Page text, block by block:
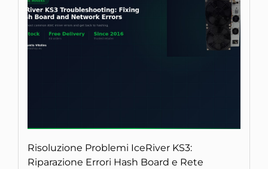
Risoluzione Problemi IceRiver KS3:
Riparazione Errori Hash Board e Rete